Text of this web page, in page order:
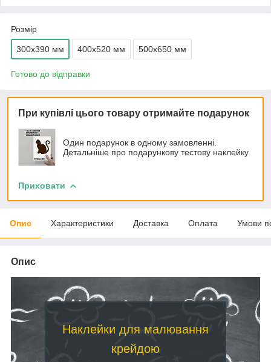
Розмір
300x390 мм 400х520 мм 500x650 мм
Готово до відправки
При купівлі цього товару отримайте подарунок
Один подарунок в одному замовленні.
Детальніше про подарункову тестову наклейку
Приховати
Опис Характеристики Доставка Оплата Умови
Опис
Наклейки для малювання
крейдою